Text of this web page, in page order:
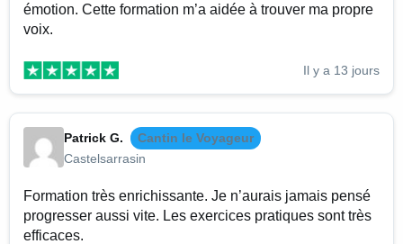
émotion. Cette formation m’a aidée à trouver ma propre
voix.
Il y a 13 jours
Patrick G.
Cantin le Voyageur
Castelsarrasin
Formation très enrichissante. Je n’aurais jamais pensé
progresser aussi vite. Les exercices pratiques sont très
efficaces.